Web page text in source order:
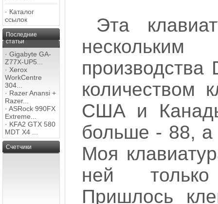
· Каталог
ссылок
Последние
статьи
· Gigabyte GA-
Z77X-UP5...
· Xerox
WorkCentre
304...
· Razer Anansi +
Razer...
· ASRock 990FX
Extreme...
· KFA2 GTX 580
MDT X4 ...
Счетчики
Эта
производства
количеством
США и
больше - 88,
Моя
ней
Пришлось